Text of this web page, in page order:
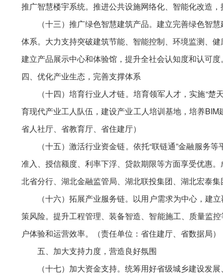
推广智慧楼宇系统。推进公共设施网络化、智能化改造
（十三）推广绿色智慧建筑产品。建立完善绿色智
体系。大力支持突破建筑节能、智能控制、环境监测、
建立产品展示中心和体验馆，提升全社会认知度和认可
四、优化产业生态，完善支撑体系
（十四）培育行业人才链。培育领军人才，实施“
育现代产业工人队伍，建设产业工人培训基地，培养
省人社厅、省教育厅、省住建厅）
（十五）激活行业资金链。依托“联链通”金融服
准入、授信额度、利率下浮、贷款期限等方面享受优惠
北省分行、湖北金融监管局、湖北联投集团、湖北宏泰
（十六）拓展产业服务链。以用户需求为中心，
策风险。提升工程管理、装备智造、智能施工、质量监
户体验和运营效率。（责任单位：省住建厅、省数据局）
五、加大支持力度，营造良好氛围
（十七）加大资金支持。统筹用好省级城乡建设发